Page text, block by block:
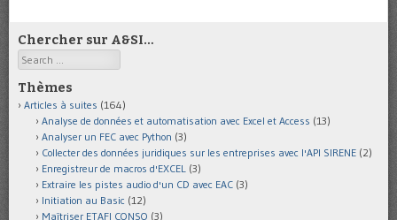
Chercher sur A&SI…
Search
Thèmes
Articles à suites (164)
Analyse de données et automatisation avec Excel et Access (13)
Analyser un FEC avec Python (3)
Collecter des données juridiques sur les entreprises avec l'API SIRENE (2)
Enregistreur de macros d'EXCEL (3)
Extraire les pistes audio d'un CD avec EAC (3)
Initiation au Basic (12)
Maîtriser ETAFI CONSO (3)